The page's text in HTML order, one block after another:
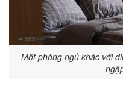
Một phòng ngủ khác với